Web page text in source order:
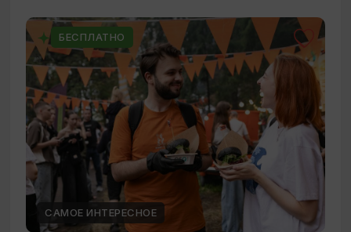
БЕСПЛАТНО
САМОЕ ИНТЕРЕСНОЕ